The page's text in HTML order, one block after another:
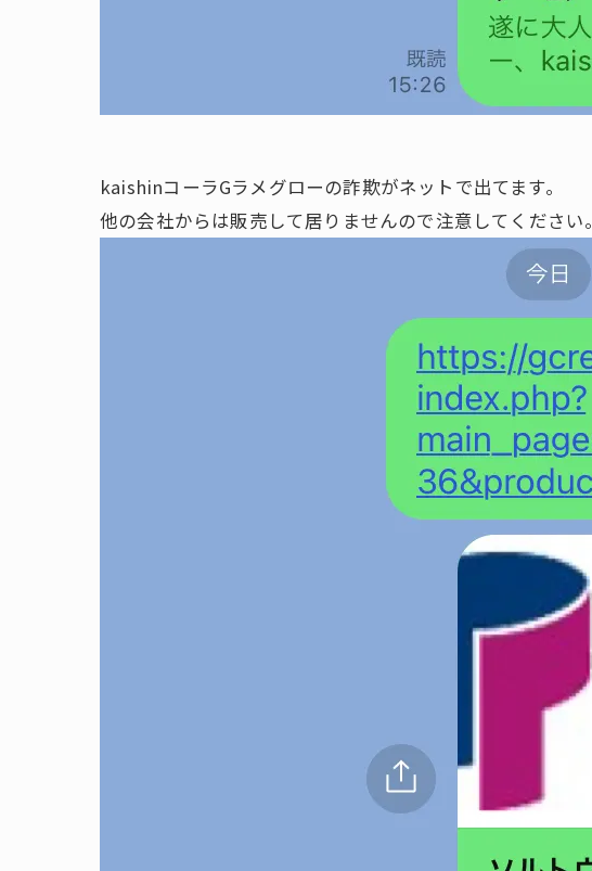
kaishinコーラGラメグローの詐欺がネットで出てます。
他の会社からは販売して居りませんので注意してください。